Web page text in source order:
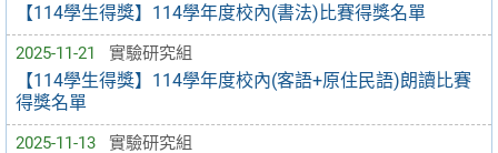
【114學生得獎】114學年度校內(書法)比賽得獎名單
2025-11-21 實驗研究組
【114學生得獎】114學年度校內(客語+原住民語)朗讀比賽
得獎名單
2025-11-13 實驗研究組